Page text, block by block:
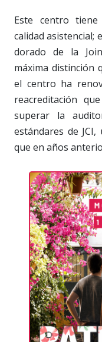
Este centro tiene
calidad asistencial;
dorado de la
máxima distinción
el centro ha
reacreditación
superar la
estándares de
que en años